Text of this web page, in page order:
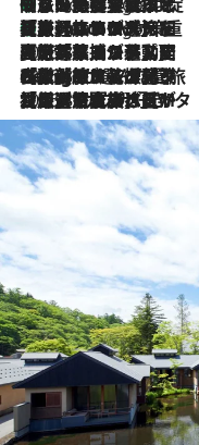
6 Hours Ago
【厳選旅コスメ】「身軽さ＆UV対策重視！」ヘアアーティストshucoが選んだ夏旅ベストコスメを発表【Mサイズジップ】
2026.8.5
【厳選旅コスメ】国内をあちこち移動する河井菜摘が選んだ夏旅ベストコスメ発表！「リラックスアイテムはマスト」【Mサイズジップ】
2026.8.4
【厳選旅コスメ】「紫外線＆乾燥対策しながらメイク感も！」ヘア＆メイクGeorgeが選んだ夏旅ベストコスメを発表！【Mサイズジップ】
2026.8.3
【厳選旅コスメ】「保湿もタイパ重視！」“サウナ好き”タレント清水みさとが愛用する夏旅ベストコスメを発表！【Mサイズジップ】